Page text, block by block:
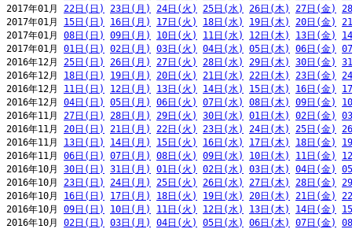
2017年01月 22日(日) 23日(月) 24日(火) 25日(水) 26日(木) 27日(金)
2017年01月 15日(日) 16日(月) 17日(火) 18日(水) 19日(木) 20日(金)
2017年01月 08日(日) 09日(月) 10日(火) 11日(水) 12日(木) 13日(金)
2017年01月 01日(日) 02日(月) 03日(火) 04日(水) 05日(木) 06日(金)
2016年12月 25日(日) 26日(月) 27日(火) 28日(水) 29日(木) 30日(金)
2016年12月 18日(日) 19日(月) 20日(火) 21日(水) 22日(木) 23日(金)
2016年12月 11日(日) 12日(月) 13日(火) 14日(水) 15日(木) 16日(金)
2016年12月 04日(日) 05日(月) 06日(火) 07日(水) 08日(木) 09日(金)
2016年11月 27日(日) 28日(月) 29日(火) 30日(水) 01日(木) 02日(金)
2016年11月 20日(日) 21日(月) 22日(火) 23日(水) 24日(木) 25日(金)
2016年11月 13日(日) 14日(月) 15日(火) 16日(水) 17日(木) 18日(金)
2016年11月 06日(日) 07日(月) 08日(火) 09日(水) 10日(木) 11日(金)
2016年10月 30日(日) 31日(月) 01日(火) 02日(水) 03日(木) 04日(金)
2016年10月 23日(日) 24日(月) 25日(火) 26日(水) 27日(木) 28日(金)
2016年10月 16日(日) 17日(月) 18日(火) 19日(水) 20日(木) 21日(金)
2016年10月 09日(日) 10日(月) 11日(火) 12日(水) 13日(木) 14日(金)
2016年10月 02日(日) 03日(月) 04日(火) 05日(水) 06日(木) 07日(金)